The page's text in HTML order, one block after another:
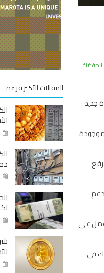
المفضلة
جديد
ممثلاً عن قطاع الصناعات النسيجية منذ 2014، حيث عمل على
في
المقالات الأكثر قراءة